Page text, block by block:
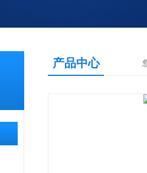
产品中心